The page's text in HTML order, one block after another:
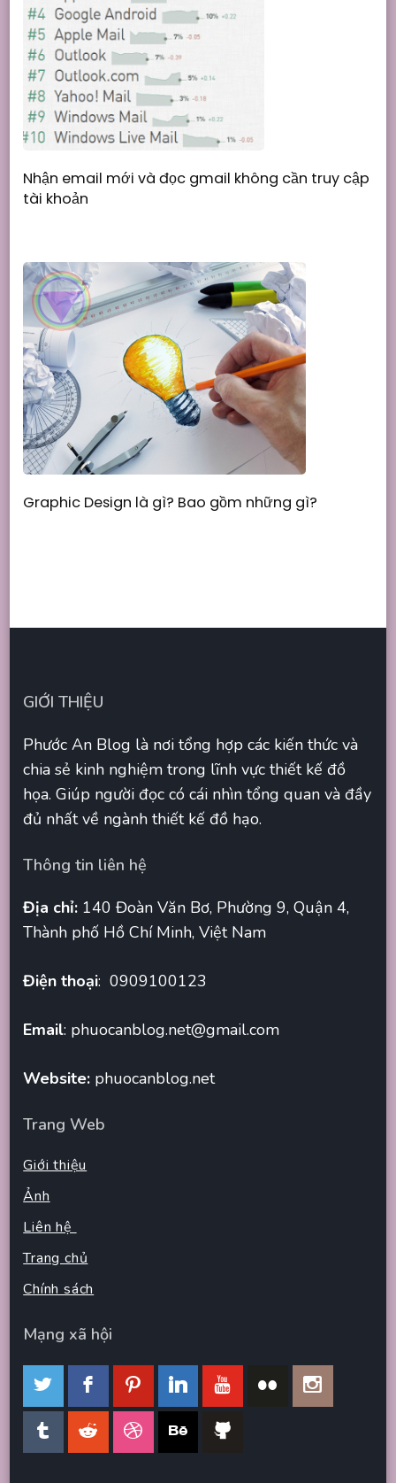
Nhận email mới và đọc gmail không cần truy cập
tài khoản
Graphic Design là gì? Bao gồm những gì?
GIỚI THIỆU
Phước An Blog là nơi tổng hợp các kiến thức và
chia sẻ kinh nghiệm trong lĩnh vực thiết kế đồ
họa. Giúp người đọc có cái nhìn tổng quan và đầy
đủ nhất về ngành thiết kế đồ hạo.
Thông tin liên hệ
Địa chỉ: 140 Đoàn Văn Bơ, Phường 9, Quận 4,
Thành phố Hồ Chí Minh, Việt Nam
Điện thoại: 0909100123
Email: phuocanblog.net@gmail.com
Website: phuocanblog.net
Trang Web
Giới thiệu
Ảnh
Liên hệ
Trang chủ
Chính sách
Mạng xã hội